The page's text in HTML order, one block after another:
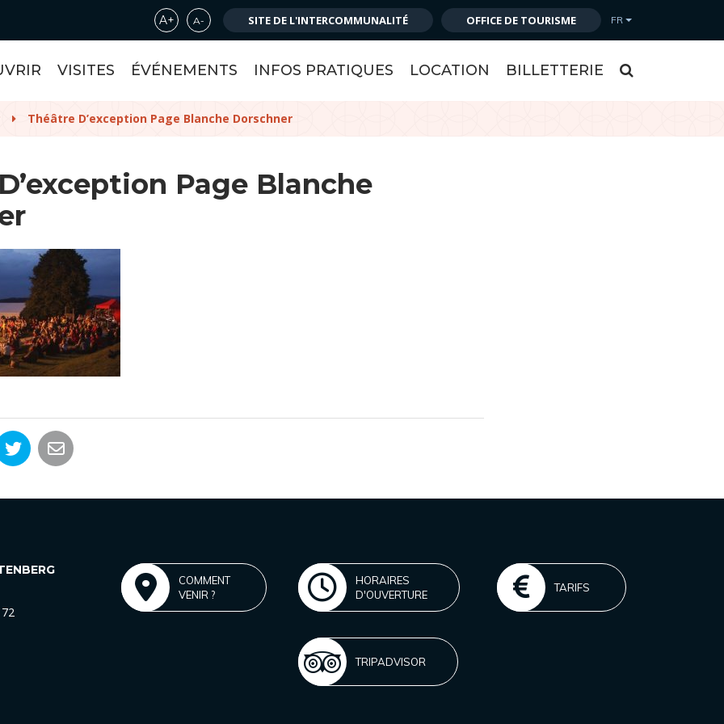
A+Augmenter la taille de la police
A-Réduire la taille de la police
SITE DE L'INTERCOMMUNALITÉ OFFICE DE TOURISME FR
VISITES ÉVÉNEMENTS INFOS PRATIQUES LOCATION BILLETTERIE
Théâtre D’exception Page Blanche Dorschner
Page Blanche
COMMENT
VENIR ?
HORAIRES
D'OUVERTURE
TARIFS
TRIPADVISOR